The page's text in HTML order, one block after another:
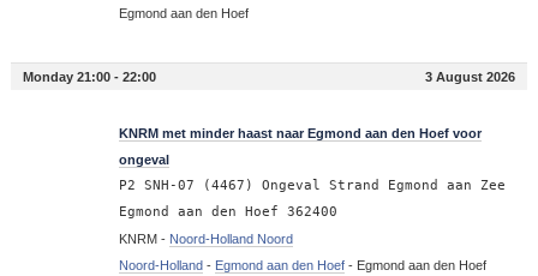
Egmond aan den Hoef
Monday 21:00 - 22:00 3 August 2026
KNRM met minder haast naar Egmond aan den Hoef voor
ongeval
P2 SNH-07 (4467) Ongeval Strand Egmond aan Zee
Egmond aan den Hoef 362400
KNRM - Noord-Holland Noord
Noord-Holland - Egmond aan den Hoef- Egmond aan den Hoef